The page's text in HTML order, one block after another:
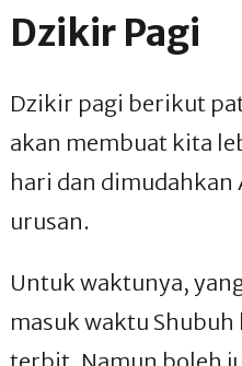
Dzikir Pagi
Dzikir pagi berikut
akan membuat kita
hari dan dimudahkan
urusan.
Untuk waktunya,
masuk waktu